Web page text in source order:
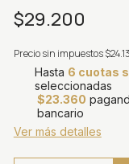
$29.200
Precio sin impuestos
Hasta 6 cuotas
seleccionadas
$23.360
bancario
Ver más detalles